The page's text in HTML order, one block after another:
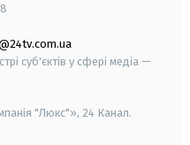
суб'єктів у сфері медіа —
"Люкс"», 24 Канал.